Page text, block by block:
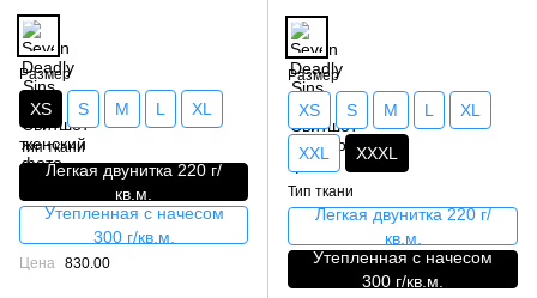
Размер
XS S M L XL
Тип ткани
Легкая двунитка 220 г/
кв.м.
Утепленная с начесом
300 г/кв.м.
Цена 830.00
Размер
XS S M L XL
XXL XXXL
Тип ткани
Легкая двунитка 220 г/
кв.м.
Утепленная с начесом
300 г/кв.м.